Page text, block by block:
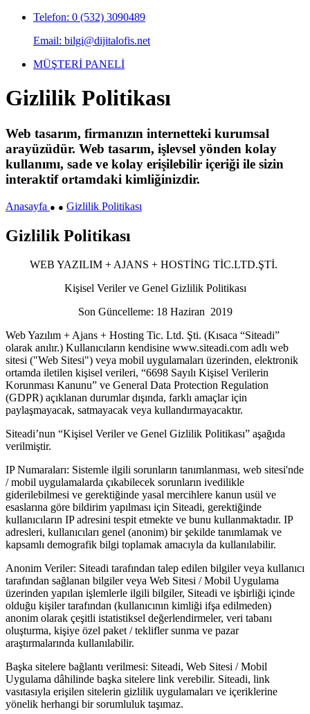
Telefon: 0 (532) 3090489
Email: bilgi@dijitalofis.net
MÜŞTERİ PANELİ
Gizlilik Politikası
Web tasarım, firmanızın internetteki kurumsal
arayüzüdür. Web tasarım, işlevsel yönden kolay
kullanımı, sade ve kolay erişilebilir içeriği ile sizin
interaktif ortamdaki kimliğinizdir.
Anasayfa ● ● Gizlilik Politikası
Gizlilik Politikası
WEB YAZILIM + AJANS + HOSTİNG TİC.LTD.ŞTİ.
Kişisel Veriler ve Genel Gizlilik Politikası
Son Güncelleme: 18 Haziran 2019
Web Yazılım + Ajans + Hosting Tic. Ltd. Şti. (Kısaca “Siteadi”
olarak anılır.) Kullanıcıların kendisine www.siteadi.com adlı web
sitesi ("Web Sitesi") veya mobil uygulamaları üzerinden, elektronik
ortamda iletilen kişisel verileri, “6698 Sayılı Kişisel Verilerin
Korunması Kanunu” ve General Data Protection Regulation
(GDPR) açıklanan durumlar dışında, farklı amaçlar için
paylaşmayacak, satmayacak veya kullandırmayacaktır.
Siteadi’nun “Kişisel Veriler ve Genel Gizlilik Politikası” aşağıda
verilmiştir.
IP Numaraları: Sistemle ilgili sorunların tanımlanması, web sitesi'nde
/ mobil uygulamalarda çıkabilecek sorunların ivedilikle
giderilebilmesi ve gerektiğinde yasal mercihlere kanun usül ve
esaslarına göre bildirim yapılması için Siteadi, gerektiğinde
kullanıcıların IP adresini tespit etmekte ve bunu kullanmaktadır. IP
adresleri, kullanıcıları genel (anonim) bir şekilde tanımlamak ve
kapsamlı demografik bilgi toplamak amacıyla da kullanılabilir.
Anonim Veriler: Siteadi tarafından talep edilen bilgiler veya kullanıcı
tarafından sağlanan bilgiler veya Web Sitesi / Mobil Uygulama
üzerinden yapılan işlemlerle ilgili bilgiler, Siteadi ve işbirliği içinde
olduğu kişiler tarafından (kullanıcının kimliği ifşa edilmeden)
anonim olarak çeşitli istatistiksel değerlendirmeler, veri tabanı
oluşturma, kişiye özel paket / teklifler sunma ve pazar
araştırmalarında kullanılabilir.
Başka sitelere bağlantı verilmesi: Siteadi, Web Sitesi / Mobil
Uygulama dâhilinde başka sitelere link verebilir. Siteadi, link
vasıtasıyla erişilen sitelerin gizlilik uygulamaları ve içeriklerine
yönelik herhangi bir sorumluluk taşımaz.